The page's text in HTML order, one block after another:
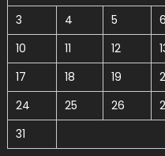
3
4 5 6
10
11 12
17
18 19
24
25 26
31